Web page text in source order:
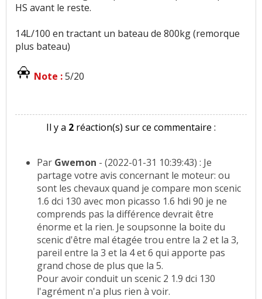
HS avant le reste.
14L/100 en tractant un bateau de 800kg (remorque
plus bateau)
Note :5/20
Il y a 2 réaction(s) sur ce commentaire :
Par Gwemon - (2022-01-31 10:39:43) : Je
partage votre avis concernant le moteur: ou
sont les chevaux quand je compare mon scenic
1.6 dci 130 avec mon picasso 1.6 hdi 90 je ne
comprends pas la différence devrait être
énorme et la rien. Je soupsonne la boite du
scenic d'être mal étagée trou entre la 2 et la 3,
pareil entre la 3 et la 4 et 6 qui apporte pas
grand chose de plus que la 5.
Pour avoir conduit un scenic 2 1.9 dci 130
l'agrément n'a plus rien à voir.